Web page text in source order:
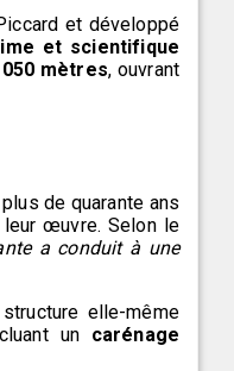
et développé
et scientifique
mètres, ouvrant
de quarante ans
œuvre. Selon le
a conduit à une
elle-même
un carénage